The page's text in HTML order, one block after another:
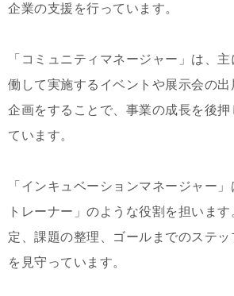
企業の支援を行っています。
「コミュニティマネージャー」は、
働して実施するイベントや展示会の
企画をすることで、事業の成長を後押
ています。
「インキュベーションマネージャー
トレーナー」のような役割を担いま
定、課題の整理、ゴールまでのステ
を見守っています。